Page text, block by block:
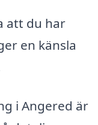
att du har
en känsla
i Angered är